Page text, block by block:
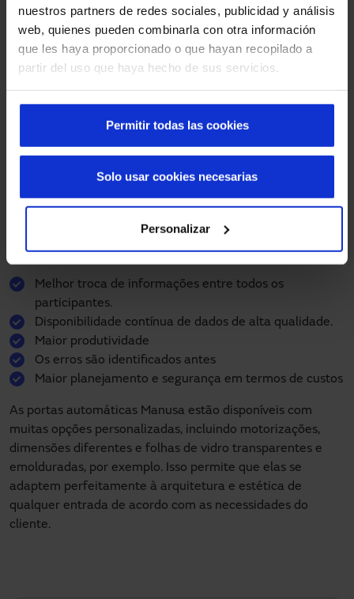
nuestros partners de redes sociales, publicidad y análisis
web, quienes pueden combinarla con otra información
que les haya proporcionado o que hayan recopilado a
partir del uso que haya hecho de sus servicios.
Permitir todas las cookies
Personalizar
Solo usar cookies necesarias
e operação, incluindo a demolição. A BIM também está
sendo usada para otimizar a manutenção predial e o
gerenciamento de serviços, uma especialidade conhecida
como Facility Management (Gerenciamento de
no qual todos os participantes trabalham juntos. O modelo
é aprimorado durante todo o planejamento e, no final,
cria-se uma imagem de um edifício real.
Vantagens da metodologia BIM
O método BIM fornece as seguintes vantagens durante o
planejamento da construção:
Melhor troca de informações entre todos os
participantes.
Disponibilidade contínua de dados de alta qualidade.
Maior produtividade
Os erros são identificados antes
Maior planejamento e segurança em termos de custos
As portas automáticas Manusa estão disponíveis com
muitas opções personalizadas, incluindo motorizações,
dimensões diferentes e folhas de vidro transparentes e
emolduradas, por exemplo. Isso permite que elas se
adaptem perfeitamente à arquitetura e estética de
qualquer entrada de acordo com as necessidades do
cliente.